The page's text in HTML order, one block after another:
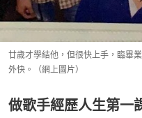
廿歲才學結他，但很快上手，臨畢
外快。（網上圖片）
做歌手經歷人生第一